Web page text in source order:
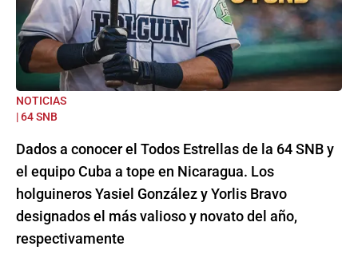
NOTICIAS
| 64 SNB
Dados a conocer el Todos Estrellas de la 64 SNB y
el equipo Cuba a tope en Nicaragua. Los
holguineros Yasiel González y Yorlis Bravo
designados el más valioso y novato del año,
respectivamente